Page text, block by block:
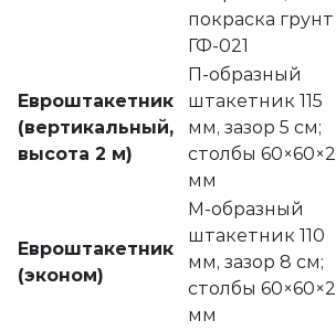
покраска грунт
ГФ‑021
Евроштакетник
(вертикальный,
высота 2 м)
П‑образный
штакетник 115
мм, зазор 5 см;
столбы 60×60×2
мм
Евроштакетник
(эконом)
М‑образный
штакетник 110
мм, зазор 8 см;
столбы 60×60×2
мм